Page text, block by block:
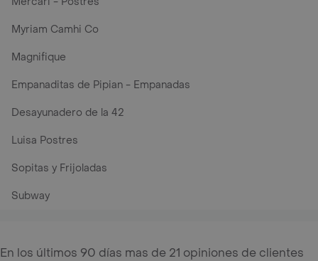
Myriam Camhi Co
Magnifique
Empanaditas de Pipian - Empanadas
Desayunadero de la 42
Luisa Postres
Sopitas y Frijoladas
Subway
En los últimos 90 días mas de 21 opiniones de clientes